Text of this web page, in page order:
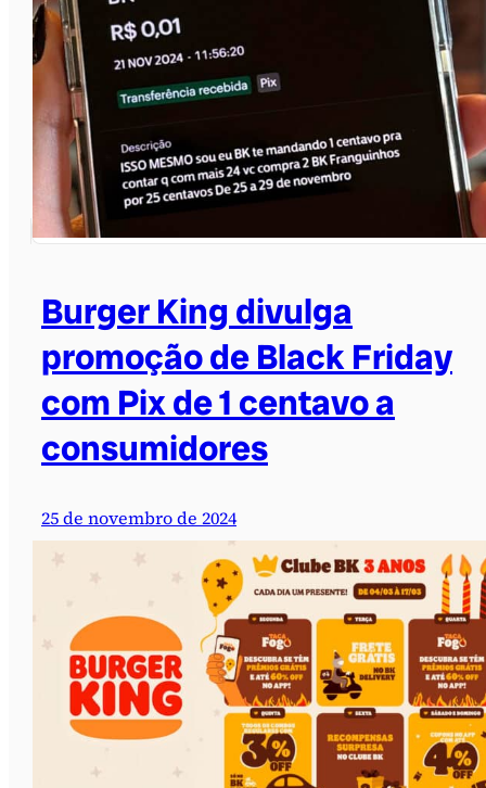
Burger King divulga
promoção de Black Friday
com Pix de 1 centavo a
consumidores
25 de novembro de 2024